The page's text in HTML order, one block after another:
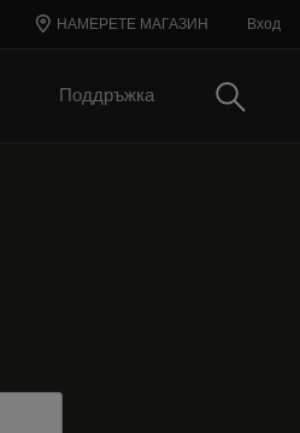
НАМЕРЕТЕ МАГАЗИН Вход
Поддръжка Търси